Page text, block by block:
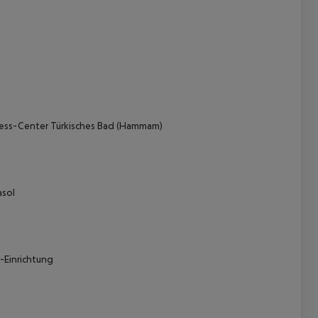
Center Türkisches Bad (Hammam)
Einrichtung